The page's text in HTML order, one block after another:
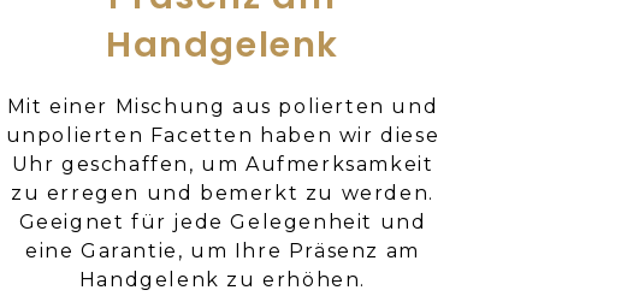
Handgelenk
Mit einer Mischung aus polierten und
unpolierten Facetten haben wir diese
Uhr geschaffen, um Aufmerksamkeit
zu erregen und bemerkt zu werden.
Geeignet für jede Gelegenheit und
eine Garantie, um Ihre Präsenz am
Handgelenk zu erhöhen.